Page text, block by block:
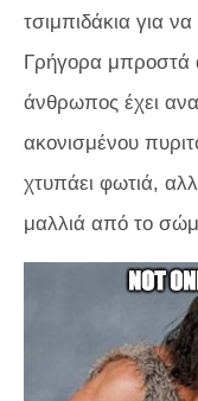
τσιμπιδάκια για
Γρήγορα μπροστά
άνθρωπος έχει
ακονισμένου
χτυπάει φωτιά,
μαλλιά από το